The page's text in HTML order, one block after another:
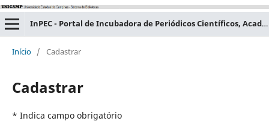
InPEC - Portal de Incubadora de Periódicos Científicos, Acadêmicos e Educacionais
Início / Cadastrar
Cadastrar
* Indica campo obrigatório